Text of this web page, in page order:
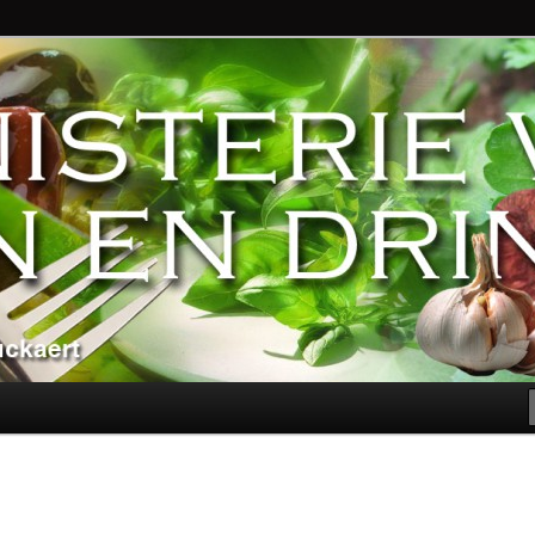
en Drinken
genoegens…